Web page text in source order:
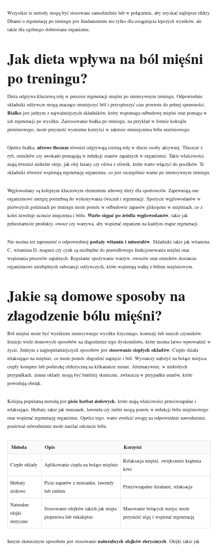
Wszystkie te metody mogą być stosowane samodzielnie lub w połączeniu, aby uzyskać najlepsze efekty.
Dbanie o regenerację po treningu jest fundamentem nie tylko dla osiągnięcia lepszych wyników, ale
także dla ogólnego dobrostanu organizmu.
Jak dieta wpływa na ból mięśni
po treningu?
Dieta odgrywa kluczową rolę w procesie regeneracji mięśni po intensywnym treningu. Odpowiednie
składniki odżywcze mogą znacząco zmniejszyć ból i przyspieszyć czas powrotu do pełnej sprawności.
Białko jest jednym z najważniejszych składników, który wspomaga odbudowę mięśni oraz pomaga w
ich regeneracji po wysiłku. Zastosowanie białka po treningu, na przykład w formie koktajlu
proteinowego, może przynieść wymierne korzyści w zakresie zmniejszenia bólu mieśniowego.
Oprócz białka, zdrowe tłuszcze również odgrywają istotną rolę w diecie osoby aktywnej. Tłuszcze z
ryb, orzechów czy awokado pomagają w redukcji stanów zapalnych w organizmie. Takie właściwości
mają również niektóre oleje, jak olej lniany czy oliwa z oliwek, które warto włączyć do posiłków. Te
składniki również wspierają regenerację organizmu, co jest szczególnie ważne po intensywnym treningu.
Węglowodany są kolejnym kluczowym elementem zdrowej diety dla sportowców. Zapewniają one
organizmowi energię potrzebną do wykonywania ćwiczeń i regeneracji. Spożycie węglowodanów w
pierwszych godzinach po treningu może pomóc w odbudowie zapasów glikogenu w mięśniach, co z
kolei niweluje uczucie zmęczenia i bólu. Warto sięgać po źródła węglowodanów, takie jak
pełnoziarniste produkty, owoce czy warzywa, aby wspierać organizm na każdym etapie regeneracji.
Nie można też zapomnieć o odpowiedniej podaży witamin i minerałów. Składniki takie jak witamina
C, witamina D, magnez czy cynk są niezbędne do prawidłowego funkcjonowania mięśni oraz
wspierania procesów zapalnych. Regularne spożywanie warzyw, owoców oraz orzechów dostarcza
organizmowi niezbędnych substancji odżywczych, które wspierają walkę z bólem mięśniowym.
Jakie są domowe sposoby na
złagodzenie bólu mięśni?
Ból mięśni może być wynikiem intensywnego wysiłku fizycznego, kontuzji lub innych czynników.
Istnieje wiele domowych sposobów na złagodzenie tego dyskomfortu, które można łatwo wprowadzić w
życie. Jednym z najpopularniejszych sposobów jest stosowanie ciepłych okładów. Ciepło działa
relaksująco na mięśnie, co może pomóc złagodzić napięcie i ból. Wystarczy nałożyć na bolące miejsca
ciepły kompres lub poduszkę elektryczną na kilkanaście minut. Alternatywnie, w niektórych
przypadkach, zimne okłady mogą być bardziej skuteczne, zwłaszcza w przypadku urazów, które
powodują obrzęk.
Kolejną popularną metodą jest picie herbat ziołowych, które mają właściwości przeciwzapalne i
relaksujące. Herbaty takie jak rumianek, lawenda czy imbir mogą pomóc w redukcji bólu mięśniowego
oraz wspierać regenerację organizmu. Oprócz tego, warto zwrócić uwagę na odpowiednie nawodnienie,
ponieważ odwodnienie może nasilać odczucie bólu.
Metoda Opis Korzyści
Ciepłe okłady Aplikowanie ciepła na bolące mięśnie
Relaksacja mięśni, zwiększenie krążenia
krwi
Herbaty
ziołowe
Picie naparów z rumianku, lawendy
lub imbiru
Przeciwzapalne działanie, relaksacja
Naturalne
olejki
eteryczne
Stosowanie olejków takich jak mięta
pieprzowa lub eukaliptus
Masowanie bolących miejsc może
przynieść ulgę i wspierać regenerację
Innym skutecznym sposobem jest stosowanie naturalnych olejków eterycznych . Olejki takie jak